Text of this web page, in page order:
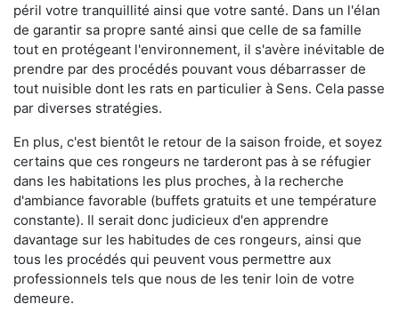
péril votre tranquillité ainsi que votre santé. Dans un l'élan
de garantir sa propre santé ainsi que celle de sa famille
tout en protégeant l'environnement, il s'avère inévitable de
prendre par des procédés pouvant vous débarrasser de
tout nuisible dont les rats en particulier à Sens. Cela passe
par diverses stratégies.
En plus, c'est bientôt le retour de la saison froide, et soyez
certains que ces rongeurs ne tarderont pas à se réfugier
dans les habitations les plus proches, à la recherche
d'ambiance favorable (buffets gratuits et une température
constante). Il serait donc judicieux d'en apprendre
davantage sur les habitudes de ces rongeurs, ainsi que
tous les procédés qui peuvent vous permettre aux
professionnels tels que nous de les tenir loin de votre
demeure.